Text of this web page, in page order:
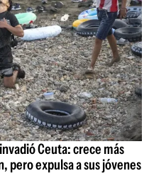
Ceuta: crece más
pero expulsa a sus jóvenes